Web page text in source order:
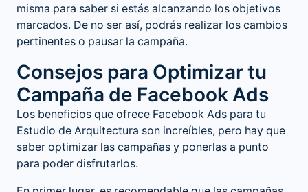
misma para saber si estás alcanzando los objetivos
marcados. De no ser así, podrás realizar los cambios
pertinentes o pausar la campaña.
Consejos para Optimizar tu
Campaña de Facebook Ads
Los beneficios que ofrece Facebook Ads para tu
Estudio de Arquitectura son increíbles, pero hay que
saber optimizar las campañas y ponerlas a punto
para poder disfrutarlos.